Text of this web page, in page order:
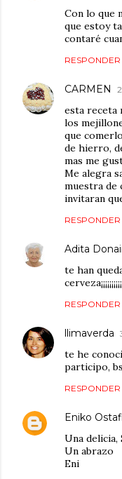
Con lo que
que estoy
contaré
RESPONDER
CARMEN
esta receta
los
que
de hierro,
mas me
Me alegra
muestra de
invitaran
RESPONDER
Adita
te han
RESPONDER
llimaverda
te he
participo,
RESPONDER
Eniko
Una delicia,
Un abrazo
Eni